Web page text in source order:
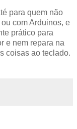
para quem não
com Arduinos, e
prático para
e nem repara na
coisas ao teclado.